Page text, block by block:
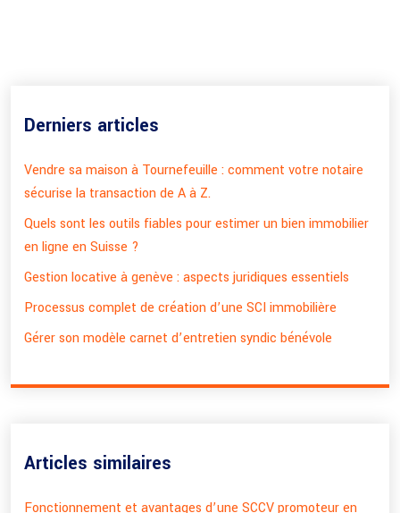
Derniers articles
Vendre sa maison à Tournefeuille : comment votre notaire
sécurise la transaction de A à Z.
Quels sont les outils fiables pour estimer un bien immobilier
en ligne en Suisse ?
Gestion locative à genève : aspects juridiques essentiels
Processus complet de création d’une SCI immobilière
Gérer son modèle carnet d’entretien syndic bénévole
Articles similaires
Fonctionnement et avantages d’une SCCV promoteur en